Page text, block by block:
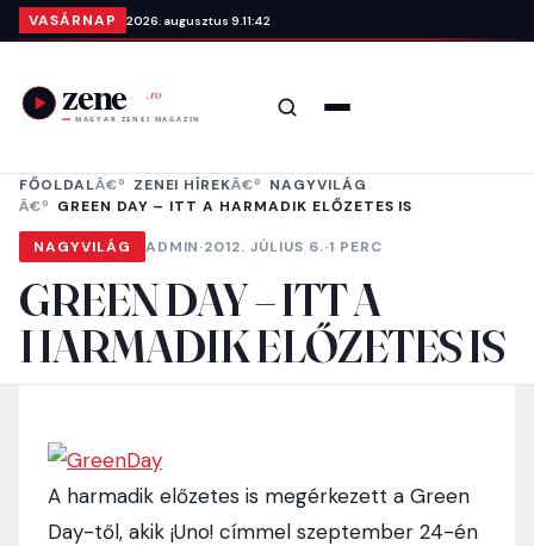
Ugrás a tartalomra
VASÁRNAP 2026. augusztus 9. 11:42
Keresés
FŐOLDAL ZENEI HÍREK
NAGYVILÁG
GREEN DAY – ITT A HARMADIK ELŐZETES IS
NAGYVILÁG ADMIN·2012. JÚLIUS 6.·1 PERC
GREEN DAY – ITT A
HARMADIK ELŐZETES IS
A harmadik előzetes is megérkezett a Green
Day-től, akik ¡Uno! címmel szeptember 24-én